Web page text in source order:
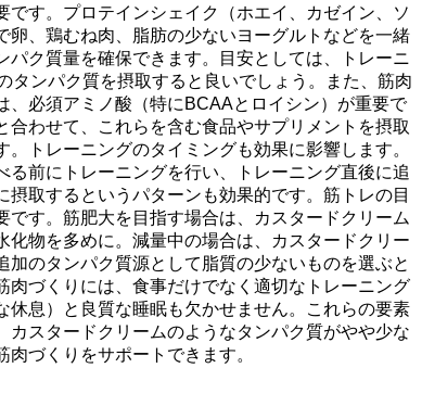
です。プロテインシェイク（ホエイ、カゼイン、ソ
卵、鶏むね肉、脂肪の少ないヨーグルトなどを一緒
パク質量を確保できます。目安としては、トレーニ
タンパク質を摂取すると良いでしょう。また、筋肉
、必須アミノ酸（特にBCAAとロイシン）が重要で
合わせて、これらを含む食品やサプリメントを摂取
トレーニングのタイミングも効果に影響します。
る前にトレーニングを行い、トレーニング直後に追
摂取するというパターンも効果的です。筋トレの目
です。筋肥大を目指す場合は、カスタードクリーム
化物を多めに。減量中の場合は、カスタードクリー
加のタンパク質源として脂質の少ないものを選ぶと
肉づくりには、食事だけでなく適切なトレーニング
休息）と良質な睡眠も欠かせません。これらの要素
カスタードクリームのようなタンパク質がやや少な
づくりをサポートできます。